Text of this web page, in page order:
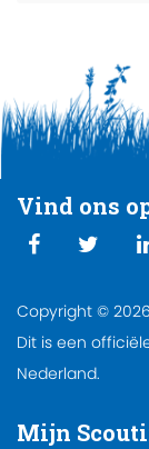
Vind ons
Copyright ©
Dit is een
Nederland.
Mijn